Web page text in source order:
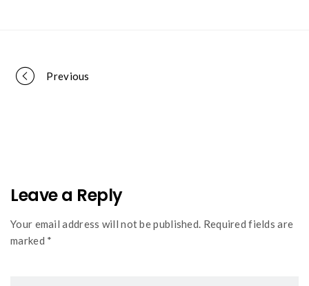
Portfolio
Previous
Leave a Reply
Your email address will not be published. Required fields are
marked *